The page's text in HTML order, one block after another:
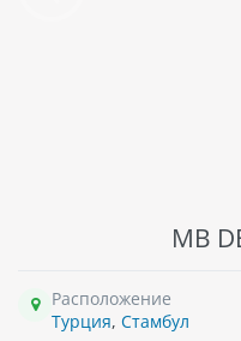
MB
Расположение
Турция, Стамбул